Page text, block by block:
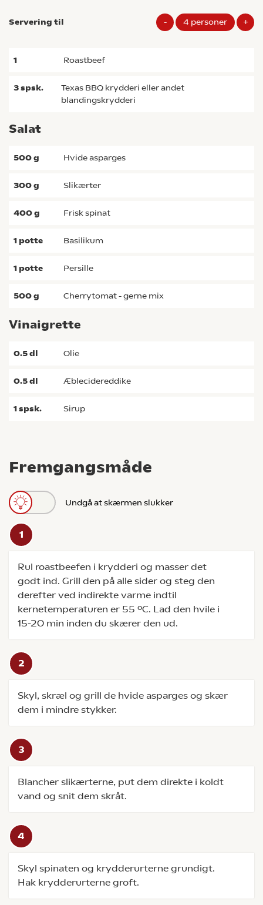
Fremgangsmåde
Undgå at skærmen slukker
Rul roastbeefen i krydderi og masser det
godt ind. Grill den på alle sider og steg den
derefter ved indirekte varme indtil
kernetemperaturen er 55 ºC. Lad den hvile i
15-20 min inden du skærer den ud.
Skyl, skræl og grill de hvide asparges og skær
dem i mindre stykker.
Blancher slikærterne, put dem direkte i koldt
vand og snit dem skråt.
Skyl spinaten og krydderurterne grundigt.
Hak krydderurterne groft.
Servering til - 4 personer +
1 roastbeef
3spsk.
Texas BBQ krydderi eller andet
blandingskrydderi
Salat
500g hvide asparges
300g slikærter
400g frisk spinat
1 potte basilikum
1 potte persille
500g cherrytomat - gerne mix
Vinaigrette
0.5dl olie
0.5dl æblecidereddike
1spsk. sirup